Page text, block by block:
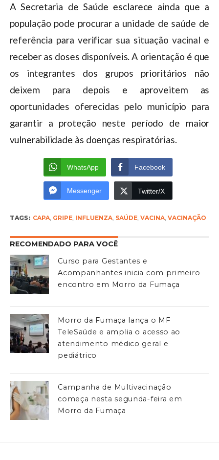
A Secretaria de Saúde esclarece ainda que a
população pode procurar a unidade de saúde de
referência para verificar sua situação vacinal e
receber as doses disponíveis. A orientação é que
os integrantes dos grupos prioritários não
deixem para depois e aproveitem as
oportunidades oferecidas pelo município para
garantir a proteção neste período de maior
vulnerabilidade às doenças respiratórias.
WhatsApp Facebook
Messenger Twitter/X
TAGS: CAPA, GRIPE, INFLUENZA, SAÚDE, VACINA, VACINAÇÃO
RECOMENDADO PARA VOCÊ
Curso para Gestantes e
Acompanhantes inicia com primeiro
encontro em Morro da Fumaça
Morro da Fumaça lança o MF
TeleSaúde e amplia o acesso ao
atendimento médico geral e
pediátrico
Campanha de Multivacinação
começa nesta segunda-feira em
Morro da Fumaça